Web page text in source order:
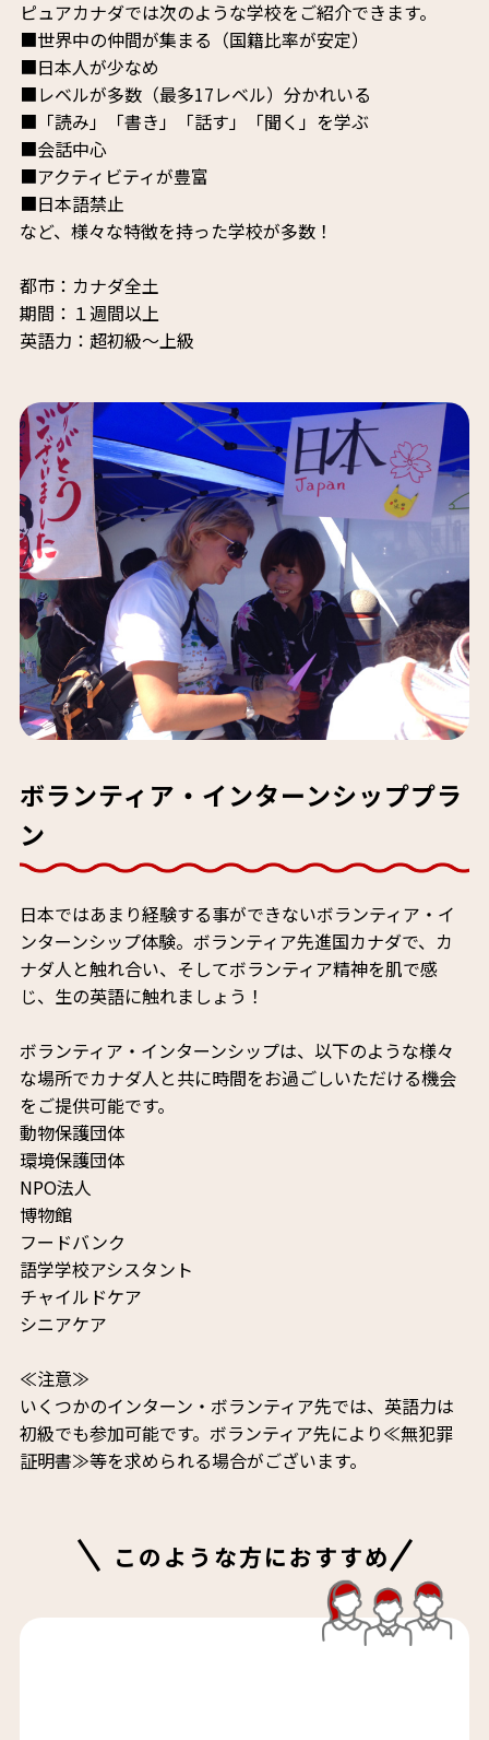
ピュアカナダでは次のような学校をご紹介できます。
■世界中の仲間が集まる（国籍比率が安定）
■日本人が少なめ
■レベルが多数（最多17レベル）分かれいる
■「読み」「書き」「話す」「聞く」を学ぶ
■会話中心
■アクティビティが豊富
■日本語禁止
など、様々な特徴を持った学校が多数！
都市：カナダ全土
期間：１週間以上
英語力：超初級～上級
ボランティア・インターンシッププラ
ン
日本ではあまり経験する事ができないボランティア・イ
ンターンシップ体験。ボランティア先進国カナダで、カ
ナダ人と触れ合い、そしてボランティア精神を肌で感
じ、生の英語に触れましょう！
ボランティア・インターンシップは、以下のような様々
な場所でカナダ人と共に時間をお過ごしいただける機会
をご提供可能です。
動物保護団体
環境保護団体
NPO法人
博物館
フードバンク
語学学校アシスタント
チャイルドケア
シニアケア
≪注意≫
いくつかのインターン・ボランティア先では、英語力は
初級でも参加可能です。ボランティア先により≪無犯罪
証明書≫等を求められる場合がございます。
このような方におすすめ